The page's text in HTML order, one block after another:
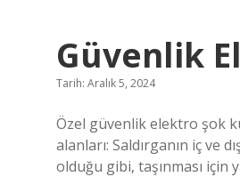
Güvenlik
Tarih: Aralık 5, 2024
Özel güvenlik elektro şok
alanları: Saldırganın iç ve
olduğu gibi, taşınması için